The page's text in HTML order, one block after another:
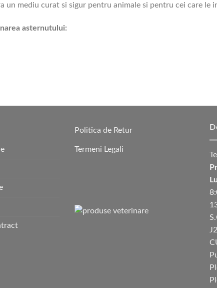
un mediu curat si sigur pentru animale si pentru cei care le
asternutului:
Politica de Retur
Termeni Legali